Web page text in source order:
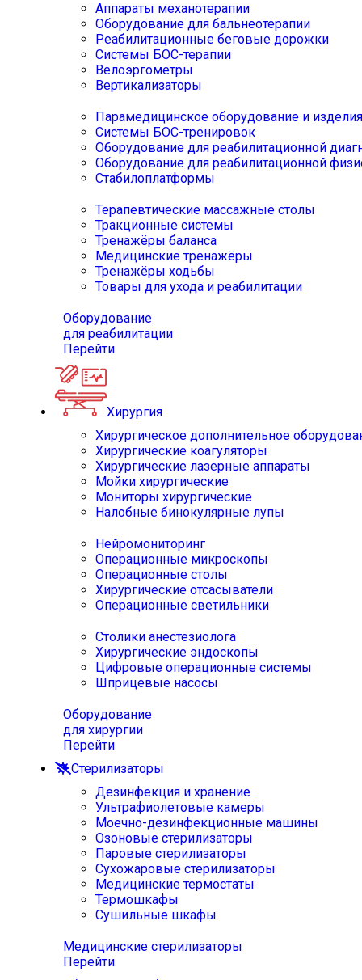
Аппараты механотерапии
Оборудование для бальнеотерапии
Реабилитационные беговые дорожки
Системы БОС-терапии
Велоэргометры
Вертикализаторы
Парамедицинское оборудование и изделия
Системы БОС-тренировок
Оборудование для реабилитационной
Оборудование для реабилитационной
Стабилоплатформы
Терапевтические массажные столы
Тракционные системы
Тренажёры баланса
Медицинские тренажёры
Тренажёры ходьбы
Товары для ухода и реабилитации
Оборудование
для реабилитации
Перейти
Хирургия
Хирургическое дополнительное
Хирургические коагуляторы
Хирургические лазерные аппараты
Мойки хирургические
Мониторы хирургические
Налобные бинокулярные лупы
Нейромониторинг
Операционные микроскопы
Операционные столы
Хирургические отсасыватели
Операционные светильники
Столики анестезиолога
Хирургические эндоскопы
Цифровые операционные системы
Шприцевые насосы
Оборудование
для хирургии
Перейти
Стерилизаторы
Дезинфекция и хранение
Ультрафиолетовые камеры
Моечно-дезинфекционные машины
Озоновые стерилизаторы
Паровые стерилизаторы
Сухожаровые стерилизаторы
Медицинские термостаты
Термошкафы
Сушильные шкафы
Медицинские стерилизаторы
Перейти